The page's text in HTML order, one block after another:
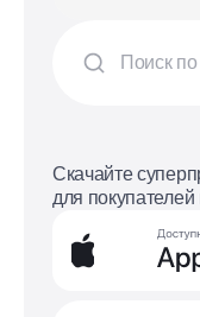
Скачайте
для